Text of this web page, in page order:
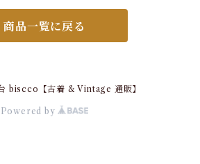
商品一覧に戻る
biscco【古着 & Vintage 通販】
Powered by